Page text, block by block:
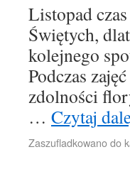
Listopad
Świętych,
kolejnego
Podczas
zdolności
… Czytaj
Zaszufladkowano do